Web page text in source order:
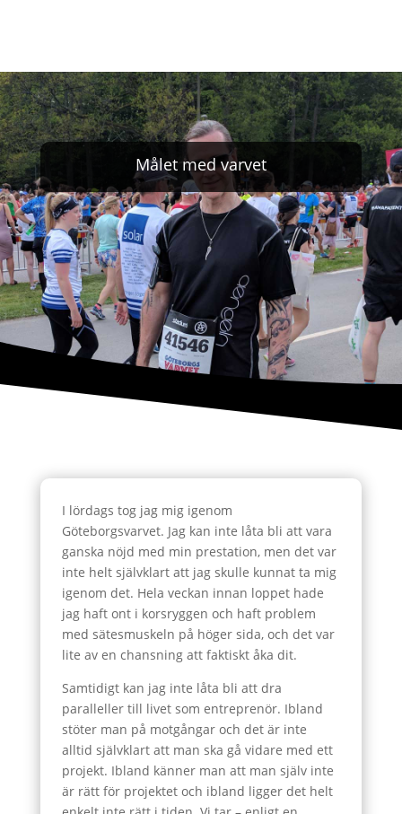
Målet med varvet
I lördags tog jag mig igenom
Göteborgsvarvet. Jag kan inte låta bli att vara
ganska nöjd med min prestation, men det var
inte helt självklart att jag skulle kunnat ta mig
igenom det. Hela veckan innan loppet hade
jag haft ont i korsryggen och haft problem
med sätesmuskeln på höger sida, och det var
lite av en chansning att faktiskt åka dit.
Samtidigt kan jag inte låta bli att dra
paralleller till livet som entreprenör. Ibland
stöter man på motgångar och det är inte
alltid självklart att man ska gå vidare med ett
projekt. Ibland känner man att man själv inte
är rätt för projektet och ibland ligger det helt